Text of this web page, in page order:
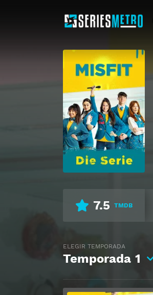
7.5 TMDB
ELEGIR TEMPORADA
Temporada 1